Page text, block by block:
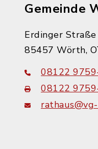
Gemeinde
Erdinger Straße
85457 Wörth,
08122
08122